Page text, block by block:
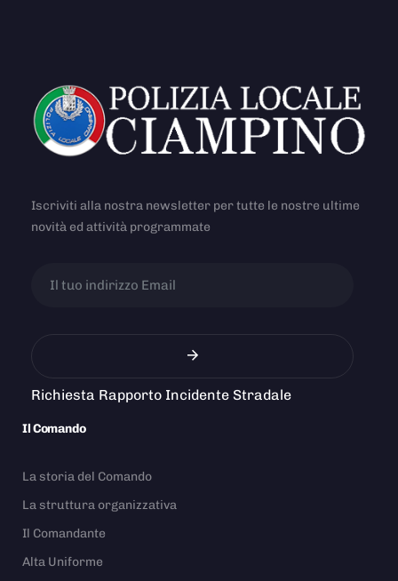
Iscriviti alla nostra newsletter per tutte le nostre ultime
novità ed attività programmate
Richiesta Rapporto Incidente Stradale
Il Comando
La storia del Comando
La struttura organizzativa
Il Comandante
Alta Uniforme